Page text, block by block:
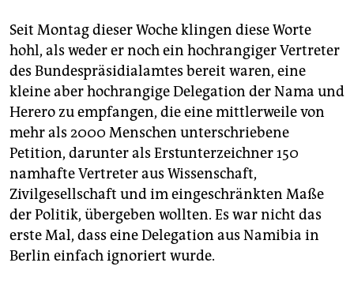
Seit Montag dieser Woche klingen diese Worte
hohl, als weder er noch ein hochrangiger Vertreter
des Bundespräsidialamtes bereit waren, eine
kleine aber hochrangige Delegation der Nama und
Herero zu empfangen, die eine mittlerweile von
mehr als 2000 Menschen unterschriebene
Petition, darunter als Erstunterzeichner 150
namhafte Vertreter aus Wissenschaft,
Zivilgesellschaft und im eingeschränkten Maße
der Politik, übergeben wollten. Es war nicht das
erste Mal, dass eine Delegation aus Namibia in
Berlin einfach ignoriert wurde.